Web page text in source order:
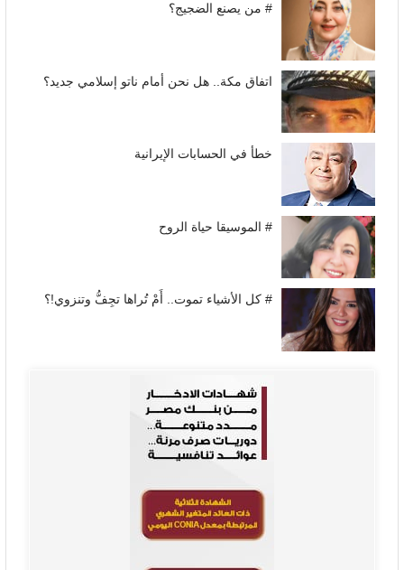
# من يصنع الضجيج؟
اتفاق مكة.. هل نحن أمام ناتو إسلامي جديد؟
خطأ في الحسابات الإيرانية
# الموسيقا حياة الروح
# كل الأشياء تموت.. أَمْ تُراها تجِفُّ وتنزوي!؟